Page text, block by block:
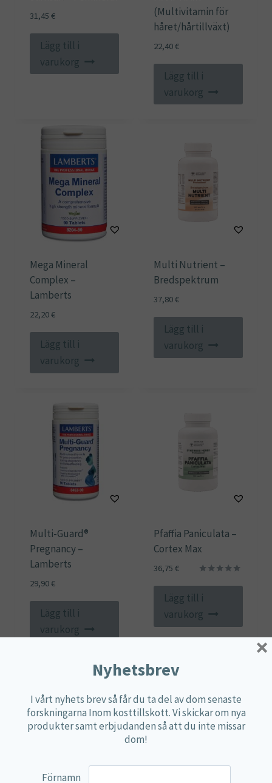
31,45 €
Lägg till i
varukorg
(Multivitamin för
håret/hårtillväxt)
22,40€
Lägg till i
varukorg
Mega Mineral
Complex –
Lamberts
22,20€
Lägg till i
varukorg
Multi Nutrient –
Bredspektrum
37,80€
Lägg till i
varukorg
Multi-Guard®
Pregnancy –
Lamberts
29,90€
Lägg till i
varukorg
Pfaffia Paniculata –
Cortex Max
av 5
36,75 €
Lägg till i
varukorg
Nyhetsbrev
I vårt nyhets brev så får du ta del av dom senaste
forskningarna Inom kosttillskott. Vi skickar om nya
produkter samt erbjudanden så att du inte missar
dom!
Förnamn
×